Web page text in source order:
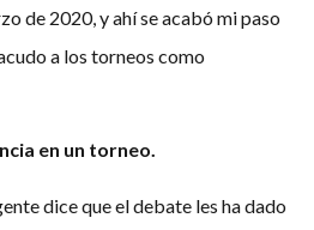
de 2020, y ahí se acabó mi paso
a los torneos como
en un torneo.
dice que el debate les ha dado